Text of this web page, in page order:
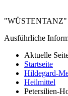
"WÜSTENTANZ"
Ausführliche
Aktuelle
Startseite
Hildegard-
Heilmittel
Petersilien-